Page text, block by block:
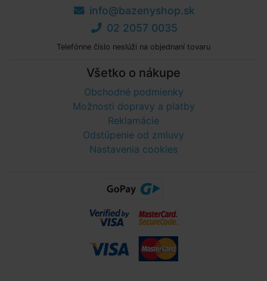
info@bazenyshop.sk
02 2057 0035
Telefónne číslo neslúži na objednaní tovaru
Všetko o nákupe
Obchodné podmienky
Možnosti dopravy a platby
Reklamácie
Odstúpenie od zmluvy
Nastavenia cookies